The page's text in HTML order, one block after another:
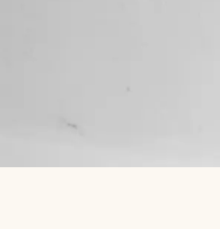
Piazza Italia